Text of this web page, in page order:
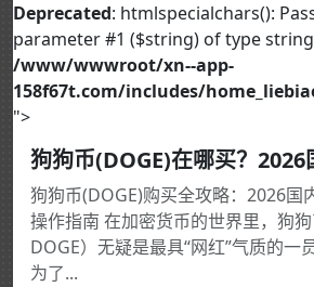
Deprecated: htmlspecialchars():
parameter #1 ($string) of type
/www/wwwroot/xn--app-
158f67t.com/includes/
">
狗狗币(DOGE)购买全攻略：2026国
操作指南 在加密货币的世界里，狗
DOGE）无疑是最具“网红”气质的一
为了...